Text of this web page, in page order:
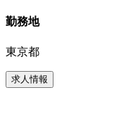
勤務地
東京都
求人情報